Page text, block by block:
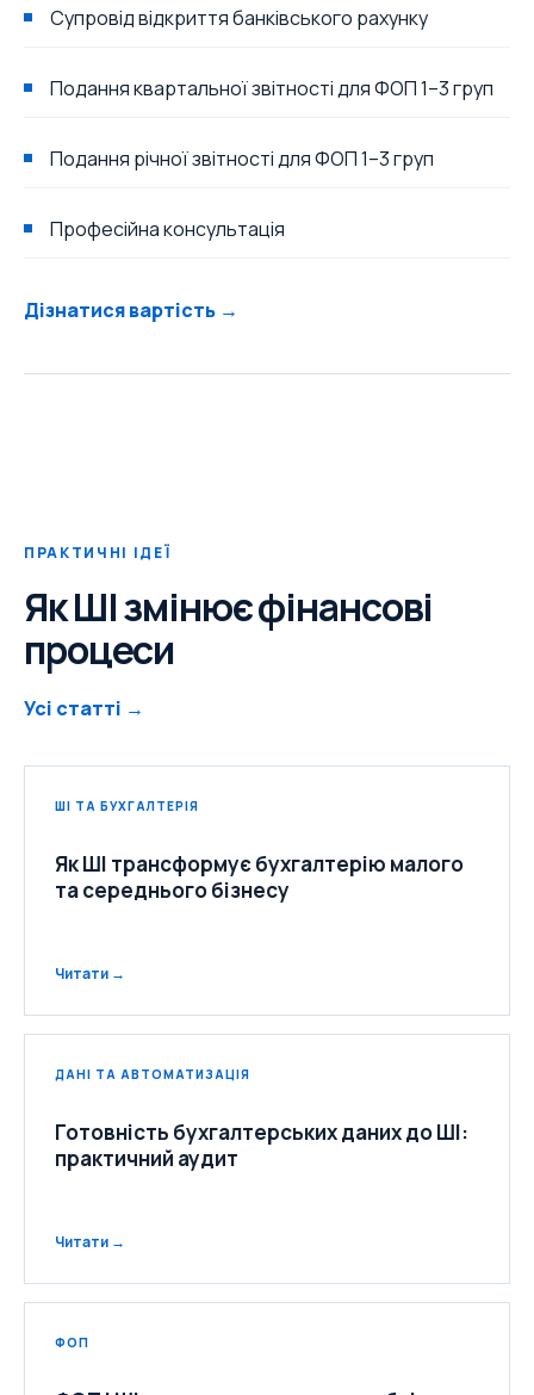
Супровід відкриття банківського рахунку
Подання квартальної звітності для ФОП 1–3 груп
Подання річної звітності для ФОП 1–3 груп
Професійна консультація
Дізнатися вартість →
ПРАКТИЧНІ ІДЕЇ
Як ШІ змінює фінансові
процеси
Усі статті →
ШІ ТА БУХГАЛТЕРІЯ
Як ШІ трансформує бухгалтерію малого
та середнього бізнесу
Читати →
ДАНІ ТА АВТОМАТИЗАЦІЯ
Готовність бухгалтерських даних до ШІ:
практичний аудит
Читати →
ФОП